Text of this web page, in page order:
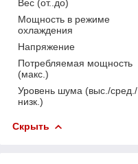
Вес (от..до)
Мощность в режиме
охлаждения
Напряжение
Потребляемая мощность
(макс.)
Уровень шума (выс./сред./
низк.)
Скрыть